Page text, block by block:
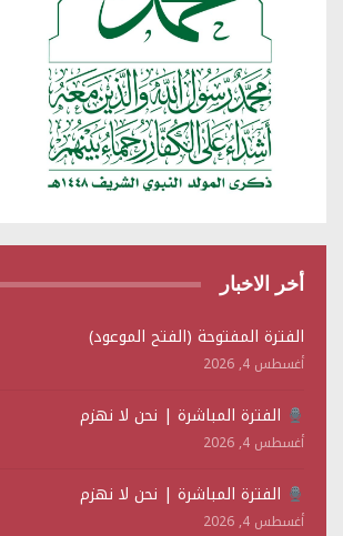
أخر الاخبار
الفترة المفتوحة (الفتح الموعود)
أغسطس 4, 2026
الفترة المباشرة | نحن لا نهزم
أغسطس 4, 2026
الفترة المباشرة | نحن لا نهزم
أغسطس 4, 2026